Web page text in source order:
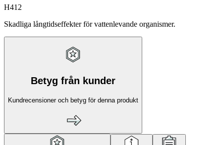
H412
Skadliga långtidseffekter för vattenlevande organismer.
Betyg från kunder
Kundrecensioner och betyg för denna produkt